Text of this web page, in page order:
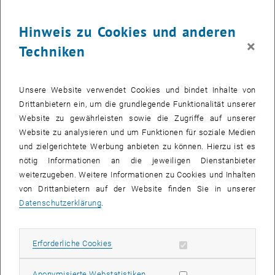
Was kann man in Mathematik heute noch forschen?
SEPT. 26
Veranstaltungstyp:
Veranstaltungsort:Kuppelsaal, TU Wien, 1040 Wien
Theaterstück “Das hat doch eine Frau erfunden!”
28 September 2026
28
SEPT. 26
Veranstaltungstyp:
Veranstaltungsort:TVFA Halle, 1040 Wien
Hinweis zu Cookies und anderen
Techniken
×
Unsere Website verwendet Cookies und bindet Inhalte von
Drittanbietern ein, um die grundlegende Funktionalität unserer
Website zu gewährleisten sowie die Zugriffe auf unserer
Website zu analysieren und um Funktionen für soziale Medien
und zielgerichtete Werbung anbieten zu können. Hierzu ist es
nötig Informationen an die jeweiligen Dienstanbieter
weiterzugeben. Weitere Informationen zu Cookies und Inhalten
von Drittanbietern auf der Website finden Sie in unserer
Datenschutzerklärung
Erforderliche Cookies Erforderliche Cookies zulassen